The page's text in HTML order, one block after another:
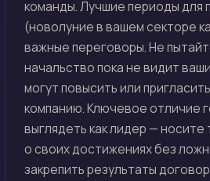
команды. Лучшие периоды для
(новолуние в вашем секторе
важные переговоры. Не
начальство пока не видит
могут повысить или
компанию. Ключевое отличие
выглядеть как лидер —
о своих достижениях без
закрепить результаты